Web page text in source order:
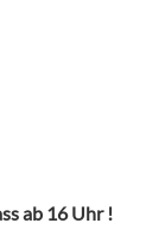
ab 16 Uhr !